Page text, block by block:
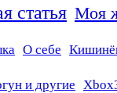
статья Моя
О себе
и другие